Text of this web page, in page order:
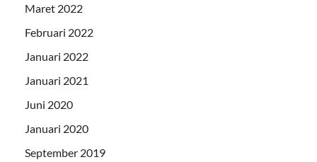
Maret 2022
Februari 2022
Januari 2022
Januari 2021
Juni 2020
Januari 2020
September 2019